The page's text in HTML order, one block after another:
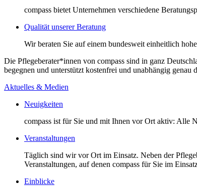
compass bietet Unternehmen verschiedene
Qualität unserer Beratung
Wir beraten Sie auf einem bundesweit einheitlich
Die Pflegeberater*innen von compass sind in ganz
begegnen und unterstützt kostenfrei und unabhängig
Aktuelles & Medien
Neuigkeiten
compass ist für Sie und mit Ihnen vor Ort aktiv: Alle
Veranstaltungen
Täglich sind wir vor Ort im Einsatz. Neben der
Veranstaltungen, auf denen compass für Sie im
Einblicke